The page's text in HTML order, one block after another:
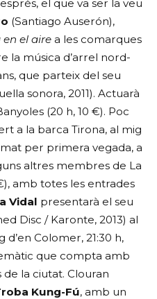
el que va ser la veu
(Santiago Auserón),
en el aire a les comarques
la música d’arrel nord-
que parteix del seu
sonora, 2011). Actuarà
(20 h, 10 €). Poc
a la barca Tirona, al mig
per primera vegada, a
altres membres de La
amb totes les entrades
Vidal presentarà el seu
Disc / Karonte, 2013) al
Colomer, 21:30 h,
que compta amb
de la ciutat. Clouran
Kung-Fú, amb un